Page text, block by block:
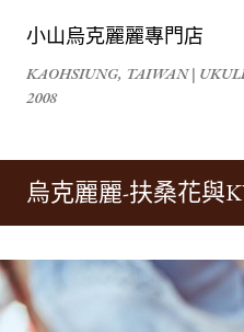
小山烏克麗麗專門店
KAOHSIUNG, TAIWAN |
2008
烏克麗麗-扶桑花與